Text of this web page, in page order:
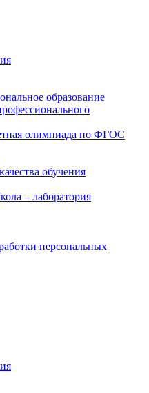
образование
олимпиада по ФГОС
обучения
– лаборатория
персональных